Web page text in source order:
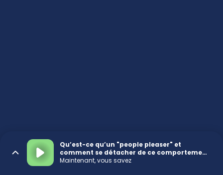
Qu’est-ce qu’un "people pleaser" et
comment se détacher de ce comportement
nocif ?
Maintenant, vous savez